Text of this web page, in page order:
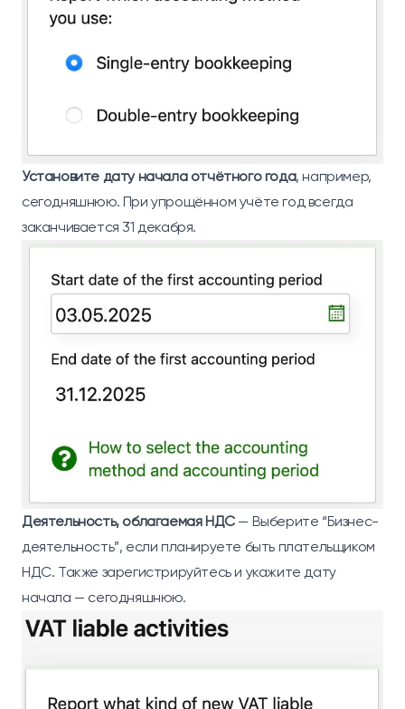
Установите дату начала отчётного года, например,
сегодняшнюю. При упрощённом учёте год всегда
заканчивается 31 декабря.
Деятельность, облагаемая НДС— Выберите “Бизнес-
деятельность”, если планируете быть плательщиком
НДС. Также зарегистрируйтесь и укажите дату
начала — сегодняшнюю.